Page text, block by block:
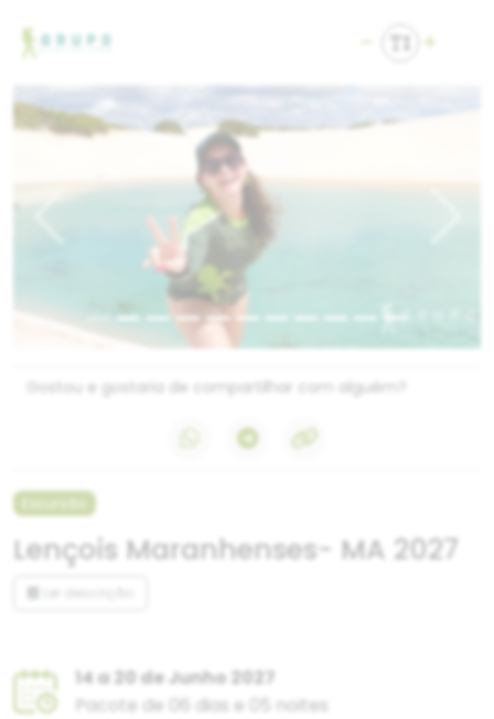
Gostou e gostaria de compartilhar com alguém?
Excursão
Lençois Maranhenses- MA 2027
14 a 20 de Junho 2027
Pacote de 06 dias e 05 noites